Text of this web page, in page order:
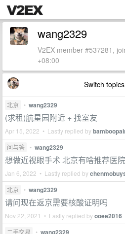
wang2329
V2EX member #537281,
+08:00
Switch
北京 • wang2329
(求租)航星园附近 + 找室友
Apr 15, 2022 • Lastly replied by
问与答 • wang2329
想做近视眼手术 北京有啥推荐医
Jan 6, 2022 • Lastly replied by
北京 • wang2329
请问现在返京需要核酸证明吗
Nov 22, 2021 • Lastly replied byooee2016
二手交易 • wang2329